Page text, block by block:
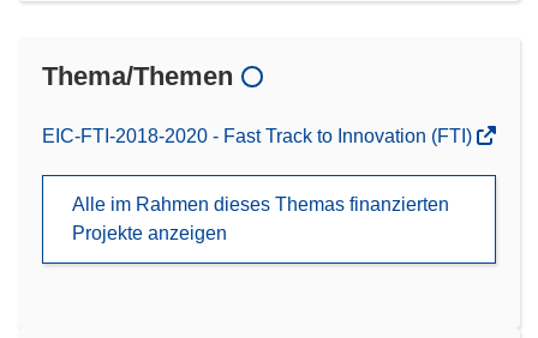
Thema/Themen
EIC-FTI-2018-2020 - Fast Track to Innovation (FTI)
Alle im Rahmen dieses Themas finanzierten
Projekte anzeigen